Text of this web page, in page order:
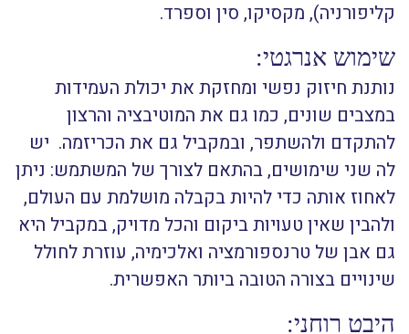
קליפורניה), מקסיקו, סין וספרד.
שימוש אנרגטי:
נותנת חיזוק נפשי ומחזקת את יכולת העמידות
במצבים שונים, כמו גם את המוטיבציה והרצון
להתקדם ולהשתפר, ובמקביל גם את הכריזמה. יש
לה שני שימושים, בהתאם לצורך של המשתמש: ניתן
לאחוז אותה כדי להיות בקבלה מושלמת עם העולם,
ולהבין שאין טעויות ביקום והכל מדויק, במקביל היא
גם אבן של טרנספורמציה ואלכימיה, עוזרת לחולל
שינויים בצורה הטובה ביותר האפשרית.
היבט רוחני: